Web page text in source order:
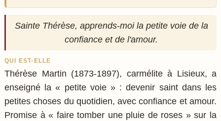
Sainte Thérèse, apprends-moi la petite voie de la
confiance et de l'amour.
QUI EST-ELLE
Thérèse Martin (1873-1897), carmélite à Lisieux, a
enseigné la « petite voie » : devenir saint dans les
petites choses du quotidien, avec confiance et amour.
Promise à « faire tomber une pluie de roses » sur la